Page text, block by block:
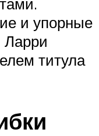
и упорные
Ларри
титула